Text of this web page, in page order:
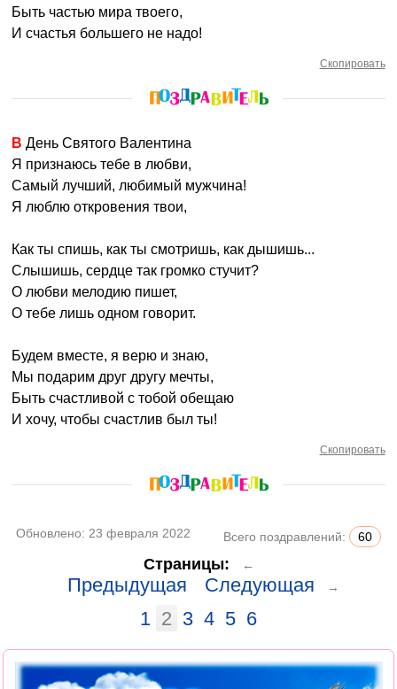
Быть частью мира твоего,
И счастья большего не надо!
Скопировать
В День Святого Валентина
Я признаюсь тебе в любви,
Самый лучший, любимый мужчина!
Я люблю откровения твои,
Как ты спишь, как ты смотришь, как дышишь...
Слышишь, сердце так громко стучит?
О любви мелодию пишет,
О тебе лишь одном говорит.
Будем вместе, я верю и знаю,
Мы подарим друг другу мечты,
Быть счастливой с тобой обещаю
И хочу, чтобы счастлив был ты!
Скопировать
Обновлено: 23 февраля 2022 Всего поздравлений: 60
Страницы: ←
Предыдущая Следующая →
1 2 3 4 5 6